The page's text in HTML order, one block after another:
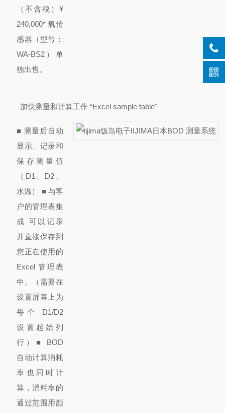
（不含税）¥
240,000* 氧传
感器（型号：
WA-BS2）单
独出售。
加快测量和计算工作 “Excel sample table"
■ 测量后自动
显示、记录和
保存测量值
（D1、D2、
水温） ■ 与客
户的管理表集
成 可以记录
并直接保存到
您正在使用的
Excel 管理表
中。
（需要在
设置屏幕上为
每个 D1/D2
设置起始列
行） ■ BOD
自动计算消耗
率也同时计
算，消耗率的
通过范围用颜